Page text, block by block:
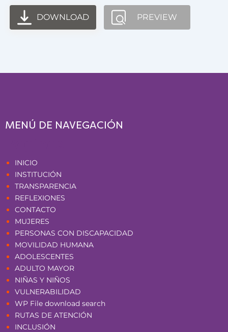
DOWNLOAD PREVIEW
MENÚ DE NAVEGACIÓN
INICIO
INSTITUCIÓN
TRANSPARENCIA
REFLEXIONES
CONTACTO
MUJERES
PERSONAS CON DISCAPACIDAD
MOVILIDAD HUMANA
ADOLESCENTES
ADULTO MAYOR
NIÑAS Y NIÑOS
VULNERABILIDAD
WP File download search
RUTAS DE ATENCIÓN
INCLUSIÓN